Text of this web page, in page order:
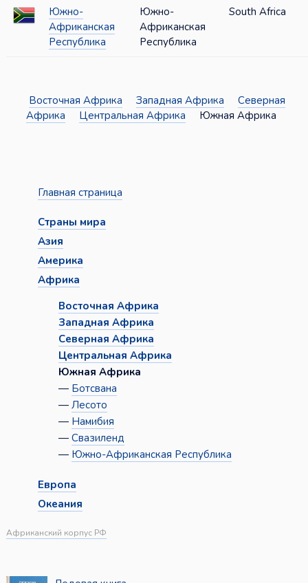
Южно-
Африканская
Республика
Южно-
Африканская
Республика
South Africa
Восточная Африка Западная Африка
Северная
Африка
Центральная Африка Южная Африка
Главная страница
Страны мира
Азия
Америка
Африка
Восточная Африка
Западная Африка
Северная Африка
Центральная Африка
Южная Африка
— Ботсвана
— Лесото
— Намибия
— Свазиленд
— Южно-Африканская Республика
Европа
Океания
Африканский корпус РФ